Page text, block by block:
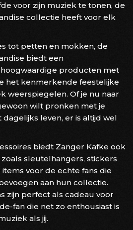
voor zijn muziek te tonen, de
collectie heeft voor elk
tot petten en mokken, de
biedt een
producten met
het kenmerkende feestelijke
weerspiegelen. Of je nu naar
wilt pronken met je
leven, er is altijd wel
biedt Zanger Kafke ook
sleutelhangers, stickers
voor de echte fans die
aan hun collectie.
zijn perfect als cadeau voor
fan die net zo enthousiast is
als jij.